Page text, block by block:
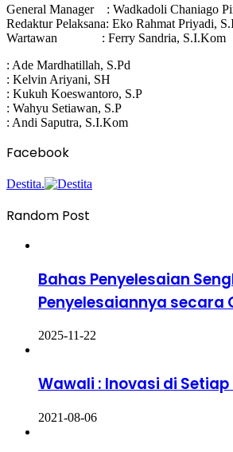
General Manager : Wadkadoli Chaniago
Redaktur Pelaksana: Eko Rahmat Priyadi,
Wartawan : Ferry Sandria, S.I.Kom
: Ade Mardhatillah, S.Pd
: Kelvin Ariyani, SH
: Kukuh Koeswantoro, S.P
: Wahyu Setiawan, S.P
: Andi Saputra, S.I.Kom
Facebook
Destita.
Random Post
Bahas Penyelesaian
Penyelesaiannya secara
2025-11-22
Wawali : Inovasi di
2021-08-06